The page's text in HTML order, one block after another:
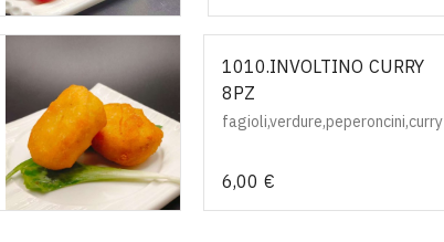
1010.INVOLTINO CURRY
8PZ
fagioli,verdure,peperoncini,curry
6,00 €